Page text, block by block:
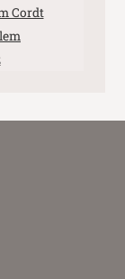
Cordt